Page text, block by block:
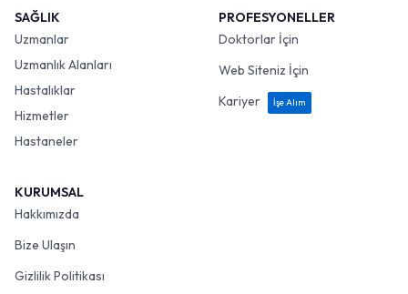
SAĞLIK
Uzmanlar
Uzmanlık Alanları
Hastalıklar
Hizmetler
Hastaneler
PROFESYONELLER
Doktorlar İçin
Web Siteniz İçin
Kariyer
İşe Alım
KURUMSAL
Hakkımızda
Bize Ulaşın
Gizlilik Politikası